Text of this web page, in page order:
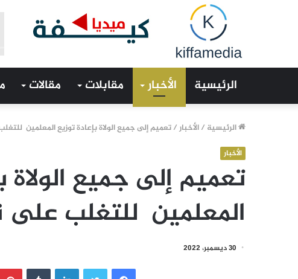
الرئيسية الأخبار مقابلات مقالات
الرئيسية /الأخبار/تعميم إلى جميع الولاة بإعادة توزيع المعلمين
الأخبار
تعميم إلى جميع الولاة
المعلمين للتغلب
30 ديسمبر، 2022
فيسبوك لينكدإن